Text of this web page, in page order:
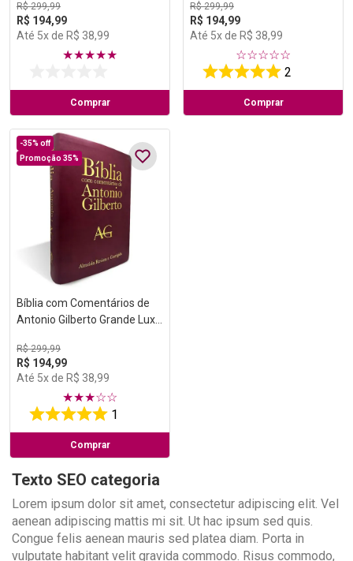
R$ 299,99
R$ 194,99
Até 5x de R$ 38,99
★★★★★
Comprar
R$ 299,99
R$ 194,99
Até 5x de R$ 38,99
☆☆☆☆☆
2
Comprar
-35% off
Promoção 35%
Bíblia com Comentários de
Antonio Gilberto Grande Luxo
R$ 299,99
R$ 194,99
Até 5x de R$ 38,99
★★★☆☆
1
Comprar
Texto SEO categoria
Lorem ipsum dolor sit amet, consectetur adipiscing elit. Vel
aenean adipiscing mattis mi sit. Ut hac ipsum sed quis.
Congue felis aenean mauris sed platea diam. Porta in
vulputate habitant velit gravida commodo. Risus commodo,